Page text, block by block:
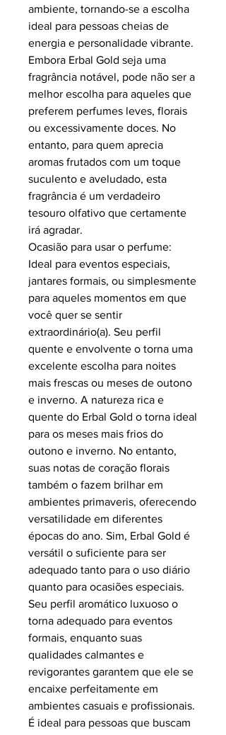
ambiente, tornando-se a escolha
ideal para pessoas cheias de
energia e personalidade vibrante.
Embora Erbal Gold seja uma
fragrância notável, pode não ser a
melhor escolha para aqueles que
preferem perfumes leves, florais
ou excessivamente doces. No
entanto, para quem aprecia
aromas frutados com um toque
suculento e aveludado, esta
fragrância é um verdadeiro
tesouro olfativo que certamente
irá agradar.
Ocasião para usar o perfume:
Ideal para eventos especiais,
jantares formais, ou simplesmente
para aqueles momentos em que
você quer se sentir
extraordinário(a). Seu perfil
quente e envolvente o torna uma
excelente escolha para noites
mais frescas ou meses de outono
e inverno. A natureza rica e
quente do Erbal Gold o torna ideal
para os meses mais frios do
outono e inverno. No entanto,
suas notas de coração florais
também o fazem brilhar em
ambientes primaveris, oferecendo
versatilidade em diferentes
épocas do ano. Sim, Erbal Gold é
versátil o suficiente para ser
adequado tanto para o uso diário
quanto para ocasiões especiais.
Seu perfil aromático luxuoso o
torna adequado para eventos
formais, enquanto suas
qualidades calmantes e
revigorantes garantem que ele se
encaixe perfeitamente em
ambientes casuais e profissionais.
É ideal para pessoas que buscam